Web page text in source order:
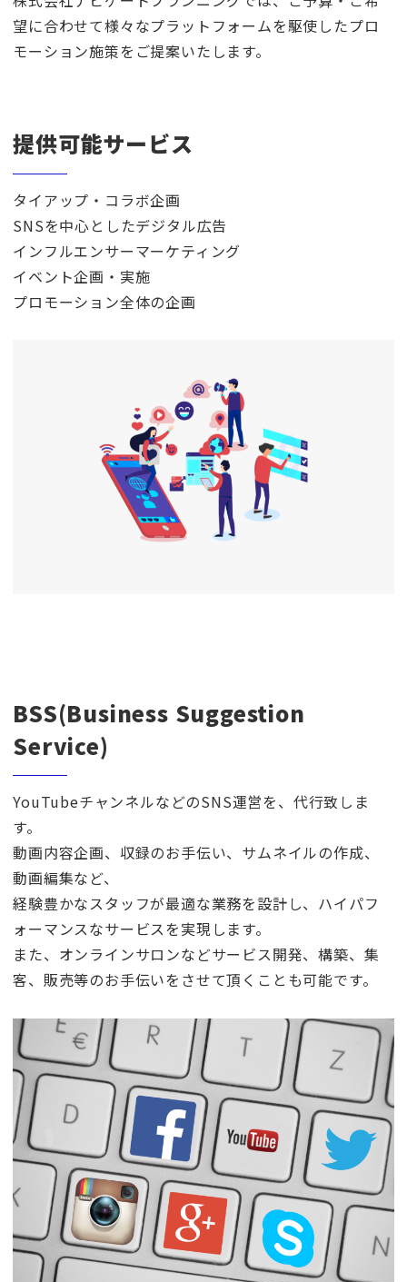
望に合わせて様々なプラットフォームを駆使したプロ
モーション施策をご提案いたします。
提供可能サービス
タイアップ・コラボ企画
SNSを中心としたデジタル広告
インフルエンサーマーケティング
イベント企画・実施
プロモーション全体の企画
BSS(Business Suggestion
Service)
YouTubeチャンネルなどのSNS運営を、代行致しま
す。
動画内容企画、収録のお手伝い、サムネイルの作成、
動画編集など、
経験豊かなスタッフが最適な業務を設計し、ハイパフ
ォーマンスなサービスを実現します。
また、オンラインサロンなどサービス開発、構築、集
客、販売等のお手伝いをさせて頂くことも可能です。